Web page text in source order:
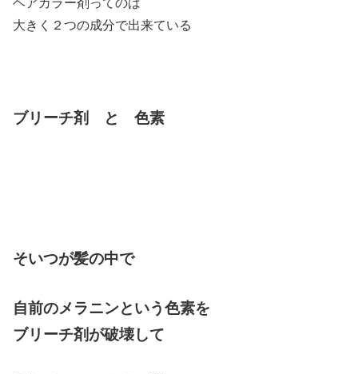
大きく２つの成分で出来ている
ブリーチ剤 と 色素
そいつが髪の中で
自前のメラニンという色素を
ブリーチ剤が破壊して